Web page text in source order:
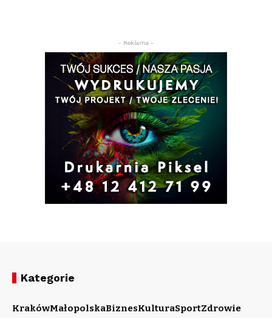
- Reklama -
Kategorie
KrakówMałopolskaBiznesKulturaSportZdrowie